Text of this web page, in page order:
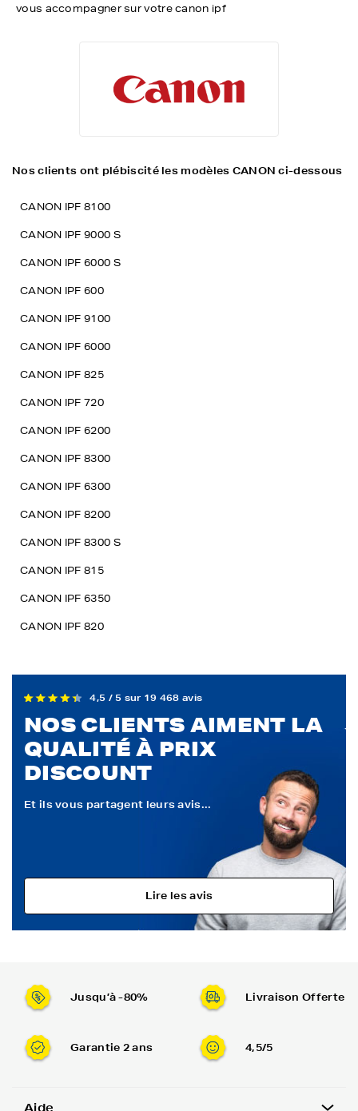
vous accompagner sur votre canon ipf
Nos clients ont plébiscité les modèles CANON ci-dessous
CANON IPF 8100
CANON IPF 9000 S
CANON IPF 6000 S
CANON IPF 600
CANON IPF 9100
CANON IPF 6000
CANON IPF 825
CANON IPF 720
CANON IPF 6200
CANON IPF 8300
CANON IPF 6300
CANON IPF 8200
CANON IPF 8300 S
CANON IPF 815
CANON IPF 6350
CANON IPF 820
4,5 / 5 sur 19 468 avis
NOS CLIENTS AIMENT LA
QUALITÉ À PRIX
DISCOUNT
Et ils vous partagent leurs avis...
Lire les avis
Jusqu’à -80% Livraison Offerte
Garantie 2 ans 4,5/5
Aide